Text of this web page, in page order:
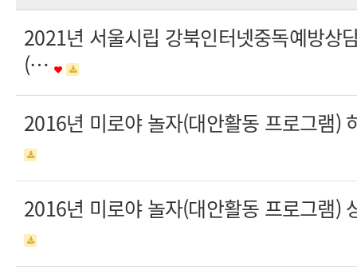
2021년 서울시립 강북인터넷중독예방상
(…
2016년 미로야 놀자(대안활동 프로그램
2016년 미로야 놀자(대안활동 프로그램